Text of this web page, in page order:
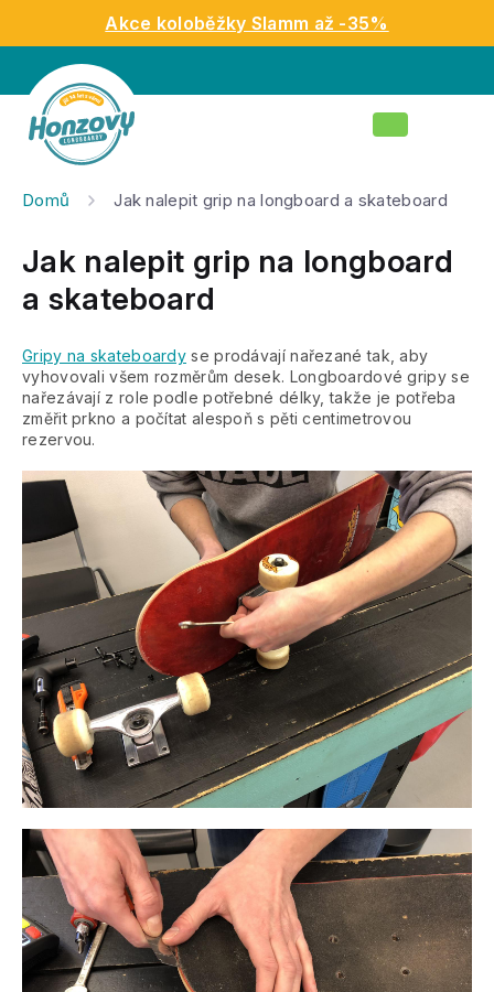
obsah
Akce koloběžky Slamm až -35%
Nákupní
Domů Jak nalepit grip na longboard a skateboard
Jak nalepit grip na longboard
a skateboard
Gripy na skateboardy se prodávají nařezané tak, aby
vyhovovali všem rozměrům desek. Longboardové gripy se
nařezávají z role podle potřebné délky, takže je potřeba
změřit prkno a počítat alespoň s pěti centimetrovou
rezervou.